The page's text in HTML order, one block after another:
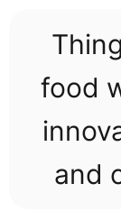
food
and